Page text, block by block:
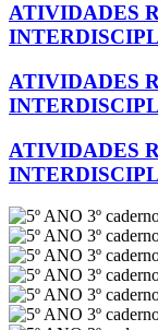
ATIVIDADES
ATIVIDADES
ATIVIDADES